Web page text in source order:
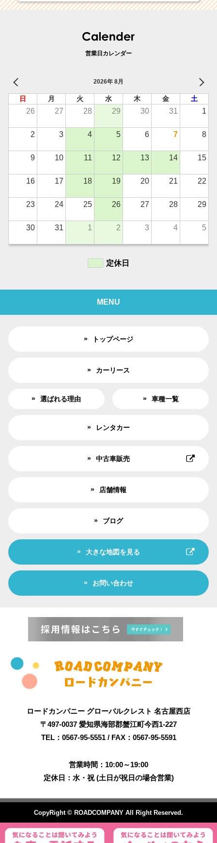
営業日カレンダー
2026年 8月
日 月 火 水 木 金 土
26 27 28 29 30 31 1
2 3 4 5 6 7 8
9 10 11 12 13 14 15
16 17 18 19 20 21 22
23 24 25 26 27 28 29
30 31 1 2 3 4 5
定休日
MENU
トップページ
カーリース
選ばれる理由 車種一覧
レンタカー
中古車販売
店舗情報
ブログ
大きな地図を見る
お問い合わせ
ロードカンパニー グローバルクレスト 名古屋西店
〒497-0037 愛知県海部郡蟹江町今西1-227
TEL：0567-95-5551 / FAX：0567-95-5591
営業時間：10:00～19:00
定休日：水・祝 (土日が祝日の場合営業)
CopyRight © ROADCOMPANY All Right Reserved.